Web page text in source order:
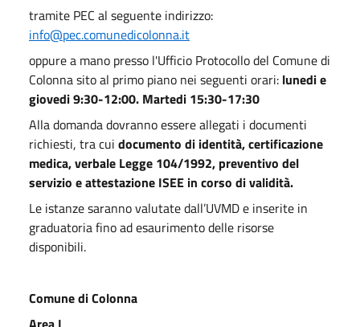
tramite PEC al seguente indirizzo:
info@pec.comunedicolonna.it
oppure a mano presso l'Ufficio Protocollo del Comune di
Colonna sito al primo piano nei seguenti orari: lunedi e
giovedi 9:30-12:00. Martedi 15:30-17:30
Alla domanda dovranno essere allegati i documenti
richiesti, tra cui documento di identità, certificazione
medica, verbale Legge 104/1992, preventivo del
servizio e attestazione ISEE in corso di validità.
Le istanze saranno valutate dall’UVMD e inserite in
graduatoria fino ad esaurimento delle risorse
disponibili.
Comune di Colonna